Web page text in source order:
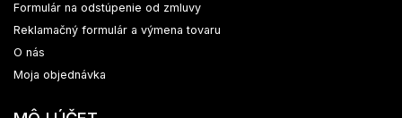
Formulár na odstúpenie od zmluvy
Reklamačný formulár a výmena tovaru
O nás
Moja objednávka